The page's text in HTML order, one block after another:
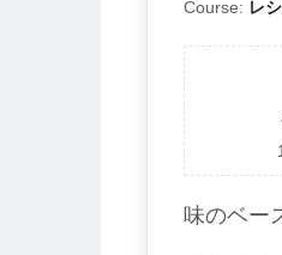
Course: レ
味のベー